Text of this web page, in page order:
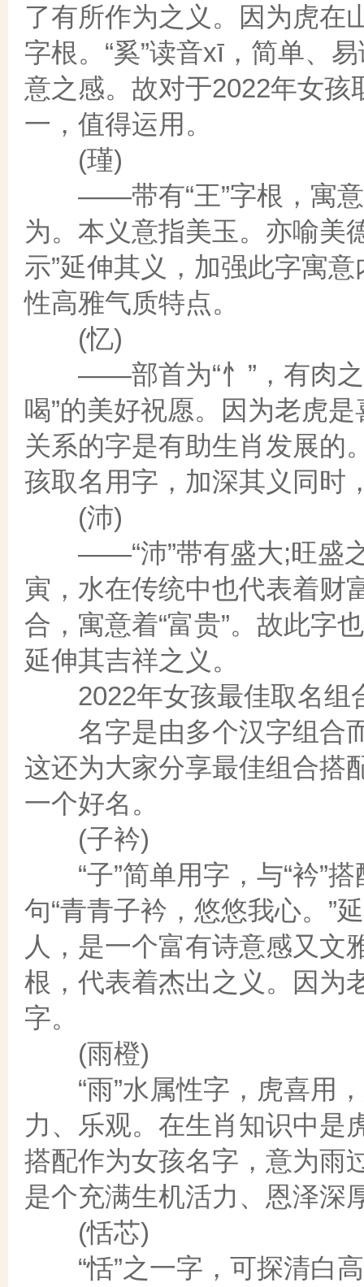
了有所作为之义。因为虎在
字根。“奚”读音xī，简单、
意之感。故对于2022年女
一，值得运用。
(瑾)
——带有“王”字根，寓意
为。本义意指美玉。亦喻美
示”延伸其义，加强此字寓
性高雅气质特点。
(忆)
——部首为“忄”，有肉之
喝”的美好祝愿。因为老虎
关系的字是有助生肖发展的
孩取名用字，加深其义同时
(沛)
——“沛”带有盛大;旺盛之
寅，水在传统中也代表着财
合，寓意着“富贵”。故此字
延伸其吉祥之义。
2022年女孩最佳取名组
名字是由多个汉字组合而
这还为大家分享最佳组合搭
一个好名。
(子衿)
“子”简单用字，与“衿”搭
句“青青子衿，悠悠我心。”
人，是一个富有诗意感又文
根，代表着杰出之义。因为
字。
(雨橙)
“雨”水属性字，虎喜用，
力、乐观。在生肖知识中是
搭配作为女孩名字，意为雨
是个充满生机活力、恩泽深
(恬芯)
“恬”之一字，可探清白高